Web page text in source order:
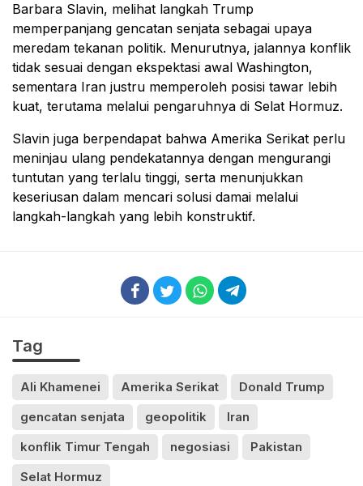
Barbara Slavin, melihat langkah Trump
memperpanjang gencatan senjata sebagai upaya
meredam tekanan politik. Menurutnya, jalannya konflik
tidak sesuai dengan ekspektasi awal Washington,
sementara Iran justru memperoleh posisi tawar lebih
kuat, terutama melalui pengaruhnya di Selat Hormuz.
Slavin juga berpendapat bahwa Amerika Serikat perlu
meninjau ulang pendekatannya dengan mengurangi
tuntutan yang terlalu tinggi, serta menunjukkan
keseriusan dalam mencari solusi damai melalui
langkah-langkah yang lebih konstruktif.
Tag
Ali Khamenei Amerika Serikat
Donald Trump
gencatan senjata
geopolitik
Iran
konflik Timur Tengah
negosiasi
Pakistan
Selat Hormuz